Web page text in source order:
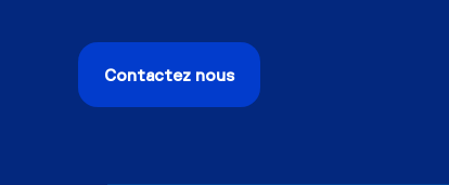
Contactez nous